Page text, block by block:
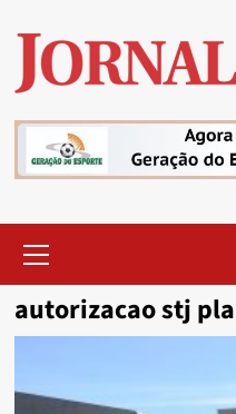
content
Menu
autorizacao stj